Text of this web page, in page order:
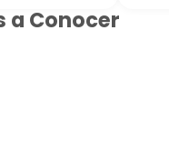
a Conocer